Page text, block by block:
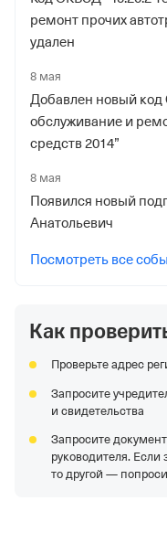
ремонт прочих
удален
8 мая
Добавлен новый код
обслуживание и
средств 2014”
8 мая
Появился новый
Анатольевич
Посмотреть все
Как
Проверьте адрес
Запросите
и свидетельства
Запросите
руководителя. Если
то другой —